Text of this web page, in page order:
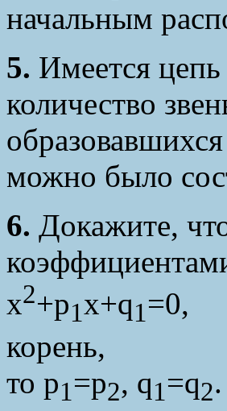
начальным
5. Имеется цепь
количество
можно было
6. Докажите,
x2+p1x+q1=0,
корень,
то p1=p2, q1=q2.